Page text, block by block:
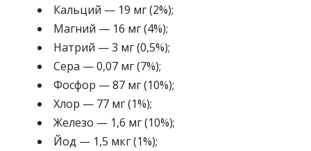
Кальций — 19 мг (2%);
Магний — 16 мг (4%);
Натрий — 3 мг (0,5%);
Сера — 0,07 мг (7%);
Фосфор — 87 мг (10%);
Хлор — 77 мг (1%);
Железо — 1,6 мг (10%);
Йод — 1,5 мкг (1%);